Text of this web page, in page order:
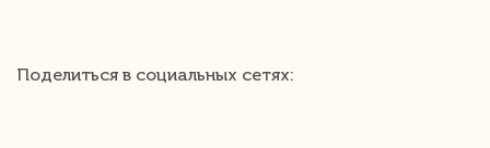
Поделиться в социальных сетях: